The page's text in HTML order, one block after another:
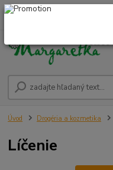
0948 236 042
Úvod Drogéria a kozmetika
Líčenie